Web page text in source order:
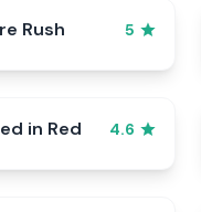
Rush 5
in Red 4.6